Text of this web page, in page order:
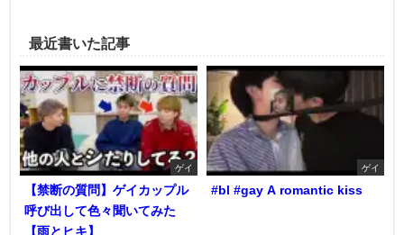
最近書いた記事
ゲイ
【禁断の質問】ゲイカップル
呼び出して色々聞いてみた
【雨とヒキ】
ゲイ
#bl #gay A romantic kiss